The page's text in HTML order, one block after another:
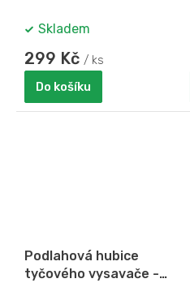
Skladem
299 Kč / ks
Do košíku
Podlahová hubice
tyčového vysavače -